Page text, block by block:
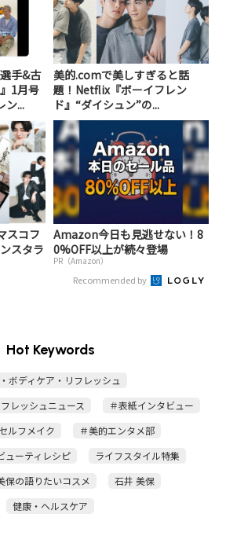
手&古
1月号
ン...
美的.comで美しすぎると話
題！Netflix『ボーイフレン
ド』“ダイシュン”の...
スコフ
スタラ
Amazon今日も見逃せない！8
0%OFF以上が続々登場
PR（Amazon）
Recommended by
Hot Keywords
ボディケア・リフレッシュ
レッシュニュース
＃表紙インタビュー
ルフメイク
＃美的エンタメ部
ューティレシピ
ライフスタイル特集
保の語りたいコスメ
石井 美保
健康・ヘルスケア